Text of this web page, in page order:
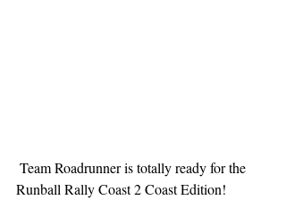
Runball Rally Coast 2 Coast Edition!